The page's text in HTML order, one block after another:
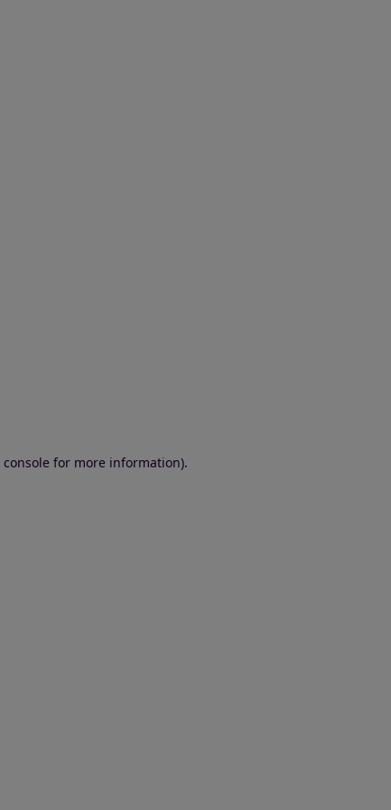
console for more information).